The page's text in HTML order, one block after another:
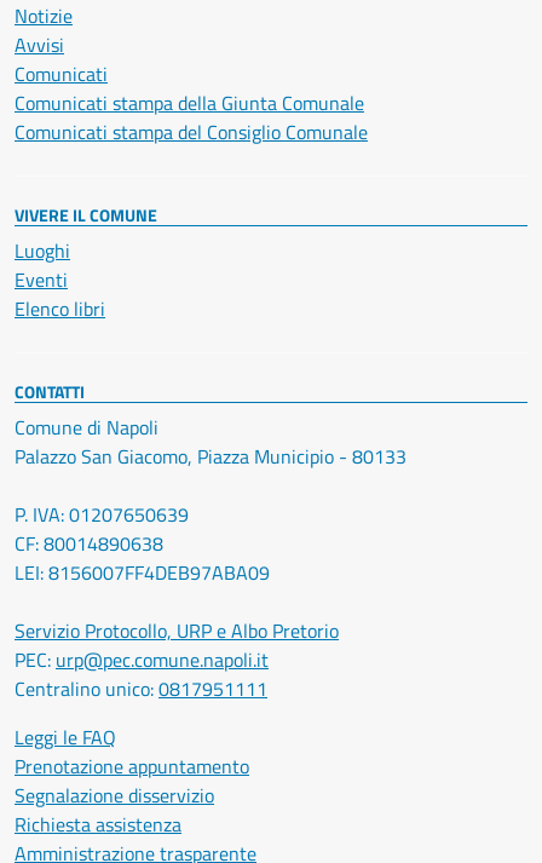
Notizie
Avvisi
Comunicati
Comunicati stampa della Giunta Comunale
Comunicati stampa del Consiglio Comunale
VIVERE IL COMUNE
Luoghi
Eventi
Elenco libri
CONTATTI
Comune di Napoli
Palazzo San Giacomo, Piazza Municipio - 80133
P. IVA: 01207650639
CF: 80014890638
LEI: 8156007FF4DEB97ABA09
Servizio Protocollo, URP e Albo Pretorio
PEC: urp@pec.comune.napoli.it
Centralino unico:0817951111
Leggi le FAQ
Prenotazione appuntamento
Segnalazione disservizio
Richiesta assistenza
Amministrazione trasparente